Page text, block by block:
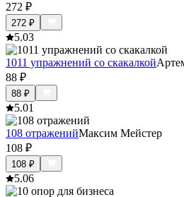
272 ₽
272 ₽
5.03
1011 упражнений со скакалкой
88 ₽
88 ₽
5.01
108 отраженийМаксим Мейстер
108 ₽
108 ₽
5.06